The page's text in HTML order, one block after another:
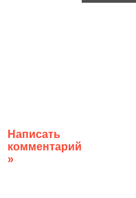
Написать
комментарий
»